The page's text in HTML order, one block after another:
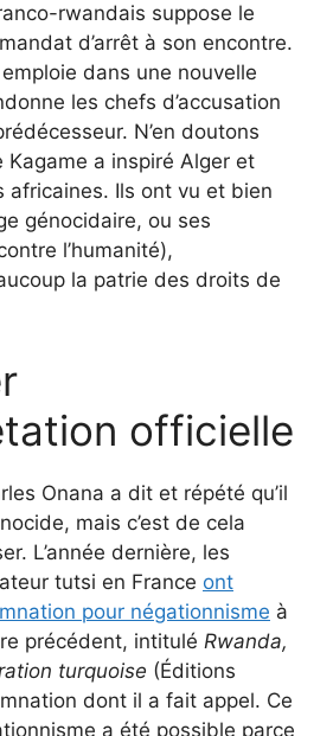
rwandais suppose le
d’arrêt à son encontre.
emploie dans une nouvelle
les chefs d’accusation
N’en doutons
Kagame a inspiré Alger et
africaines. Ils ont vu et bien
génocidaire, ou ses
l’humanité),
la patrie des droits de
officielle
Onana a dit et répété qu’il
mais c’est de cela
L’année dernière, les
tutsi en France ont
pour négationnisme à
précédent, intitulé Rwanda,
turquoise (Éditions
dont il a fait appel. Ce
a été possible parce